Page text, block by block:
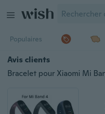
Populaires
Avis clients